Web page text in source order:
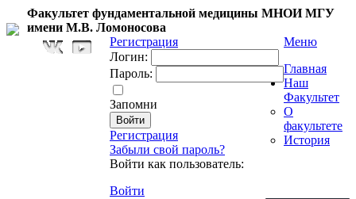
Факультет фундаментальной медицины МНОИ МГУ
имени М.В. Ломоносова
Регистрация
Логин:
Пароль:
Запомни
Регистрация
Забыли свой пароль?
Войти как пользователь:
Войти
Меню
Главная
Наш
Факультет
О
факультете
История